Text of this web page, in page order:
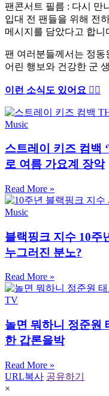
팬콘서트 필름 : 다시 만
입대 전 팬들을 위해 전
메시지를 담았다고 합니
팬 여러분들께서는 정동
어린 행보와 건강한 군
이런 소식도 있어요 ✍🏻
Music
스트레이 키즈 컴백
로 여름 가요계 장악
Read More »
Music
블랙핑크 지수 10주
누그러진 분노?
Read More »
TV
놀면 뭐하니 정준원
한 갑론을박
Read More »
URL복사 공유하기
×